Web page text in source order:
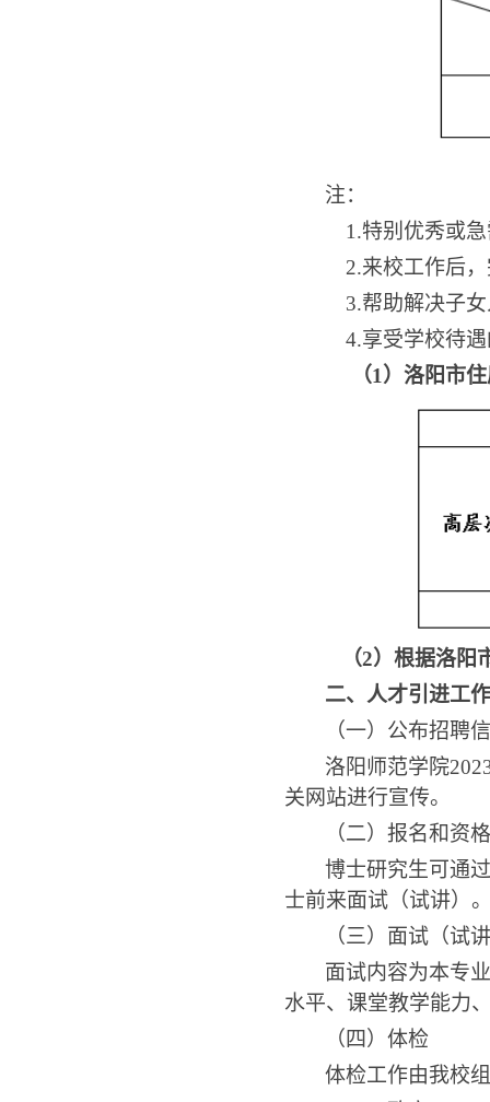
注：
1.特别优秀或
2.来校工作后
3.帮助解决子
4.享受学校待
（1） 洛阳市
（2） 根据洛阳
二、人才引进工
（一）公布招聘
洛阳师范学院
关网站进行宣传。
（二）报名和资
博士研究生可通
士前来面试（试讲）
（三）面试（试
面试内容为本专
水平、课堂教学能力
（四）体检
体检工作由我校